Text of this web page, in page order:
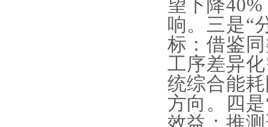
望下降
响。三是“
标：借鉴
工序差异
统综合能
方向。四